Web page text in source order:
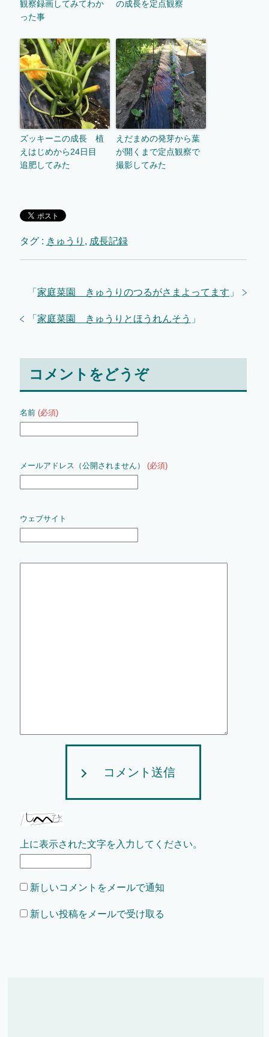
観察録画してみてわか
った事
の成長を定点観察
ズッキーニの成長 植
えはじめから24日目
追肥してみた
えだまめの発芽から葉
が開くまで定点観察で
撮影してみた
タグ : きゅうり , 成長記録
「 家庭菜園 きゅうりのつるがさまよってます 」
「 家庭菜園 きゅうりとほうれんそう 」
コメントをどうぞ
名前 (必須)
メールアドレス（公開されません） (必須)
ウェブサイト
コメント送信
上に表示された文字を入力してください。
新しいコメントをメールで通知
新しい投稿をメールで受け取る